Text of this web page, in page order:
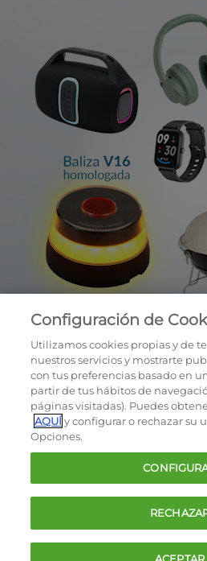
Cookies
Política de
Términos y
Contacto
FAQ
Configuración de
Utilizamos cookies propias y de
nuestros servicios y mostrarte
con tus preferencias basado en
partir de tus hábitos de
páginas visitadas). Puedes
AQUÍy configurar o rechazar su
Opciones.